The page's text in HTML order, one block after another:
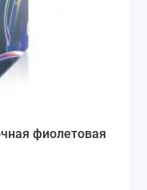
фиолетовая